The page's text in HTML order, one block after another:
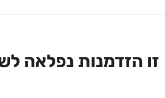
זו הזדמנות נפלאה